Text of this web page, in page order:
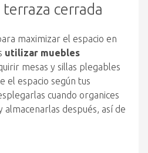
cerrada
maximizar el espacio en
utilizar muebles
mesas y sillas plegables
el espacio según tus
cuando organices
almacenarlas después, así de